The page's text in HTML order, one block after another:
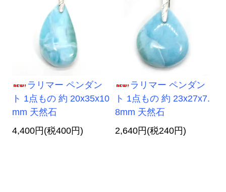
ラリマー ペンダン
ト 1点もの 約 20x35x10
mm 天然石
4,400円(税400円)
ラリマー ペンダン
ト 1点もの 約 23x27x7.
8mm 天然石
2,640円(税240円)